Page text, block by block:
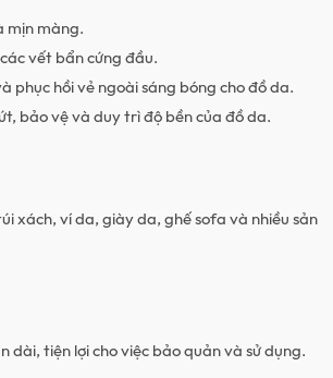
mịn màng.
vết bẩn cứng đầu.
phục hồi vẻ ngoài sáng bóng cho đồ da.
bảo vệ và duy trì độ bền của đồ da.
xách, ví da, giày da, ghế sofa và nhiều sản
tiện lợi cho việc bảo quản và sử dụng.